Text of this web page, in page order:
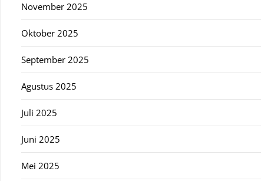
November 2025
Oktober 2025
September 2025
Agustus 2025
Juli 2025
Juni 2025
Mei 2025